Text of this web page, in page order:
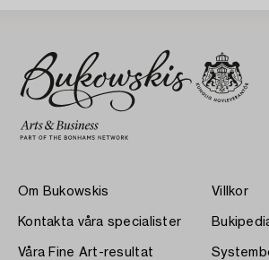
Om Bukowskis
Kontakta våra specialister
Våra Fine Art-resultat
Villkor